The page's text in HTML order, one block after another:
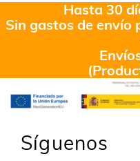
Hasta 30
Sin gastos de envío
Síguenos